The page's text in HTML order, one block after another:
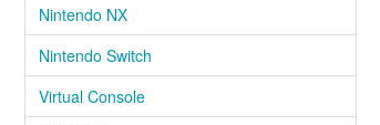
Nintendo NX
Nintendo Switch
Virtual Console